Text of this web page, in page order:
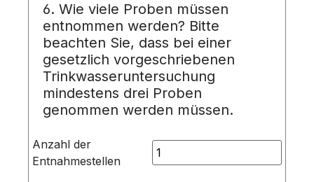
6. Wie viele Proben müssen
entnommen werden? Bitte
beachten Sie, dass bei einer
gesetzlich vorgeschriebenen
Trinkwasseruntersuchung
mindestens drei Proben
genommen werden müssen.
Anzahl der
Entnahmestellen